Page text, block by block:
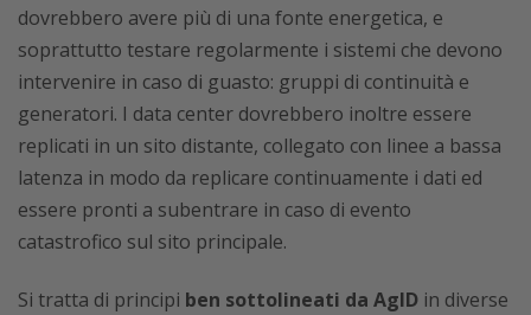
dovrebbero avere più di una fonte energetica, e
soprattutto testare regolarmente i sistemi che devono
intervenire in caso di guasto: gruppi di continuità e
generatori. I data center dovrebbero inoltre essere
replicati in un sito distante, collegato con linee a bassa
latenza in modo da replicare continuamente i dati ed
essere pronti a subentrare in caso di evento
catastrofico sul sito principale.
Si tratta di principi ben sottolineati da AgID in diverse